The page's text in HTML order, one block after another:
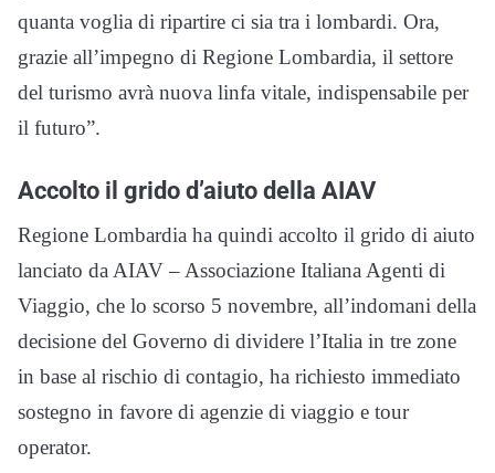
quanta voglia di ripartire ci sia tra i lombardi. Ora,
grazie all’impegno di Regione Lombardia, il settore
del turismo avrà nuova linfa vitale, indispensabile per
il futuro”.
Accolto il grido d’aiuto della AIAV
Regione Lombardia ha quindi accolto il grido di aiuto
lanciato da AIAV – Associazione Italiana Agenti di
Viaggio, che lo scorso 5 novembre, all’indomani della
decisione del Governo di dividere l’Italia in tre zone
in base al rischio di contagio, ha richiesto immediato
sostegno in favore di agenzie di viaggio e tour
operator.